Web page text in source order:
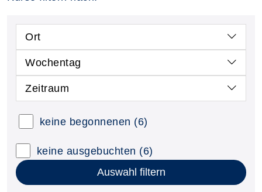
Ort
Wochentag
Zeitraum
keine begonnenen (6)
keine ausgebuchten (6)
Auswahl filtern